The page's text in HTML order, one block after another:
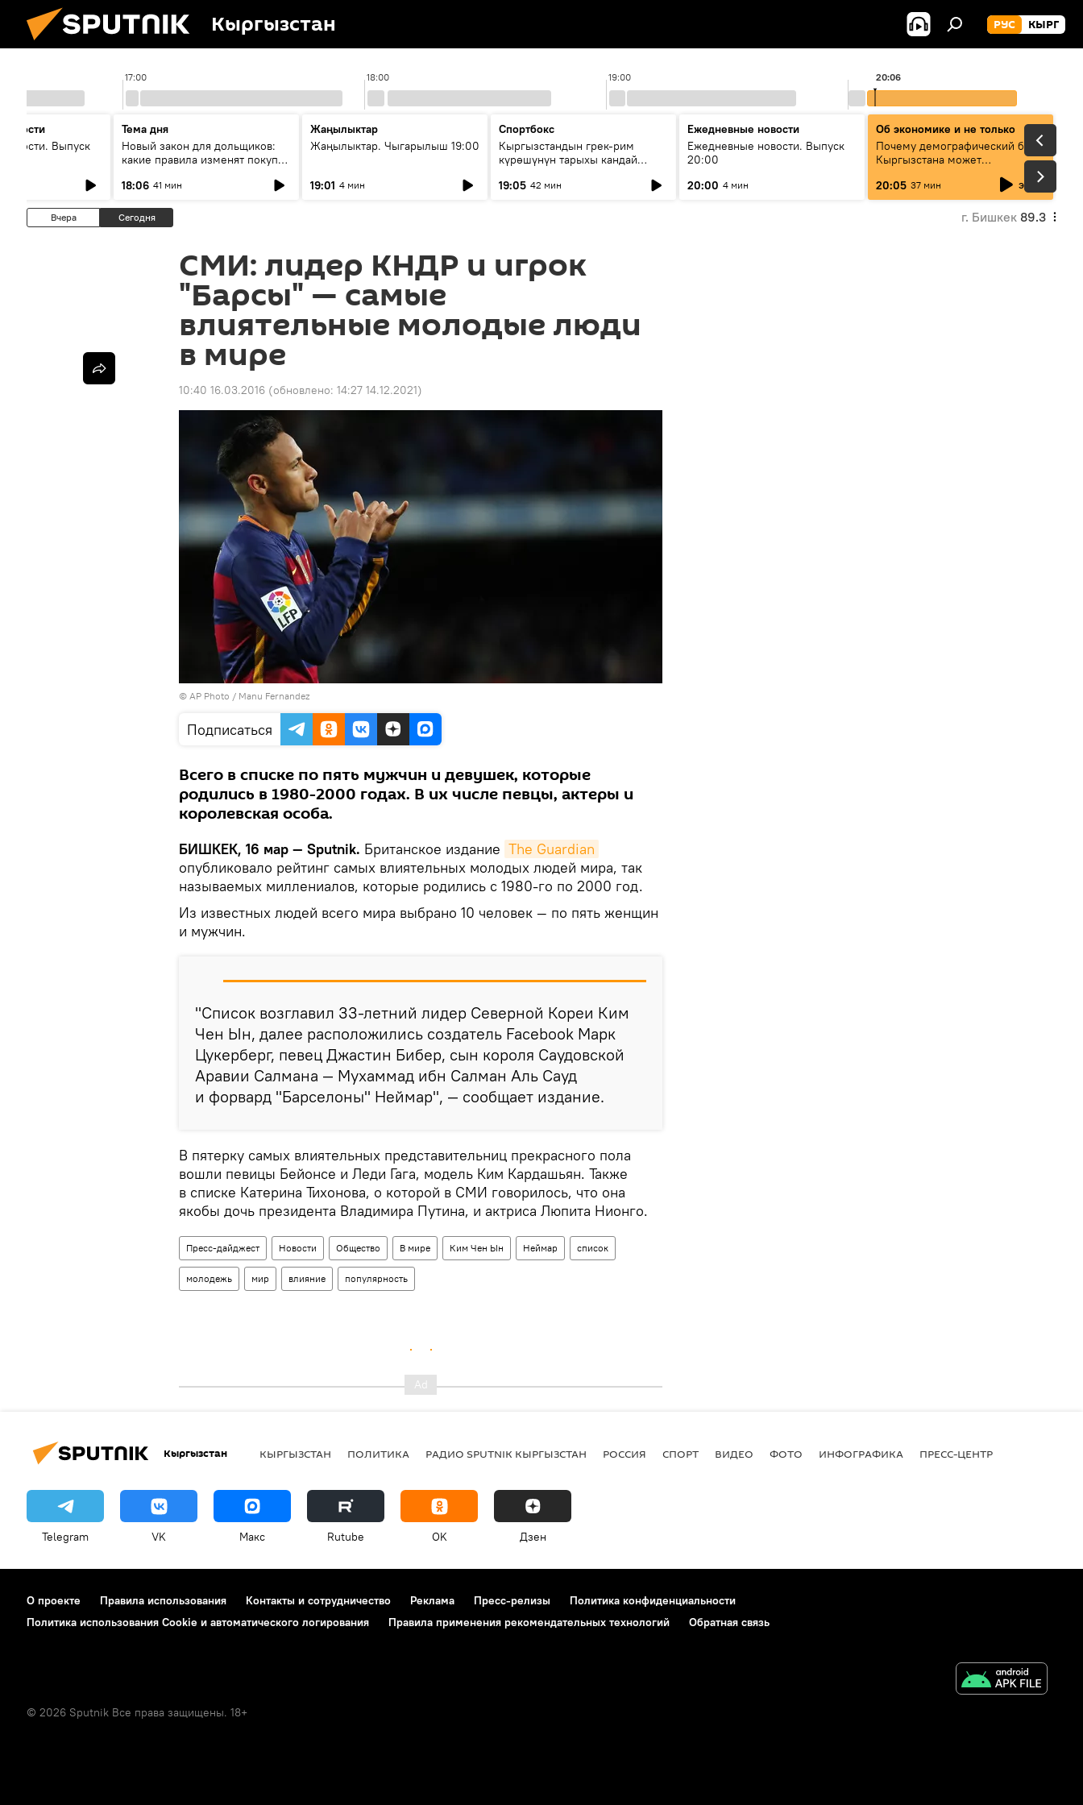
Кыргызстан РУС КЫРГ
17:00 18:00 19:00 20:06
Выпуск
Тема дня
Новый закон для дольщиков:
какие правила изменят покупку
18:06 41 мин
Жаңылыктар
Жаңылыктар. Чыгарылыш 19:00
19:01 4 мин
Спортбокс
Кыргызстандын грек-рим
күрөшүнүн тарыхы кандай
19:05 42 мин
Ежедневные новости
Ежедневные новости. Выпуск
20:00
20:00 4 мин
Об экономике и не только
Почему демографический бум
Кыргызстана может
превратиться в проблему и как
этого избежать
20:05 37 мин эфир
Вчера Сегодня г. Бишкек 89.3
СМИ: лидер КНДР и игрок
"Барсы" — самые
влиятельные молодые люди
в мире
10:40 16.03.2016 (обновлено: 14:27 14.12.2021)
© AP Photo / Manu Fernandez
Подписаться
Всего в списке по пять мужчин и девушек, которые
родились в 1980-2000 годах. В их числе певцы, актеры и
королевская особа.
БИШКЕК, 16 мар — Sputnik. Британское издание The Guardian
опубликовало рейтинг самых влиятельных молодых людей мира, так
называемых миллениалов, которые родились с 1980-го по 2000 год.
Из известных людей всего мира выбрано 10 человек — по пять женщин
и мужчин.
"Список возглавил 33-летний лидер Северной Кореи Ким
Чен Ын, далее расположились создатель Facebook Марк
Цукерберг, певец Джастин Бибер, сын короля Саудовской
Аравии Салмана — Мухаммад ибн Салман Аль Сауд
и форвард "Барселоны" Неймар", — сообщает издание.
В пятерку самых влиятельных представительниц прекрасного пола
вошли певицы Бейонсе и Леди Гага, модель Ким Кардашьян. Также
в списке Катерина Тихонова, о которой в СМИ говорилось, что она
якобы дочь президента Владимира Путина, и актриса Люпита Нионго.
Пресс-дайджест Новости Общество В мире Ким Чен Ын Неймар список
молодежь мир влияние популярность
Кыргызстан КЫРГЫЗСТАН ПОЛИТИКА РАДИО SPUTNIK КЫРГЫЗСТАН РОССИЯ СПОРТ ВИДЕО ФОТО ИНФОГРАФИКА ПРЕСС-ЦЕНТР
Telegram VK Макс Rutube OK Дзен
О проекте Правила использования Контакты и сотрудничество Реклама Пресс-релизы
Политика конфиденциальности
Политика использования Cookie и автоматического логирования
Правила применения рекомендательных технологий Обратная связь
© 2026 Sputnik Все права защищены. 18+